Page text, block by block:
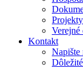
Projekty
Verejné
Kontakt
Napište